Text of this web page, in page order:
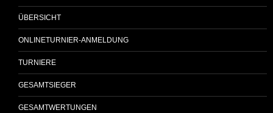
ÜBERSICHT
ONLINETURNIER-ANMELDUNG
TURNIERE
GESAMTSIEGER
GESAMTWERTUNGEN